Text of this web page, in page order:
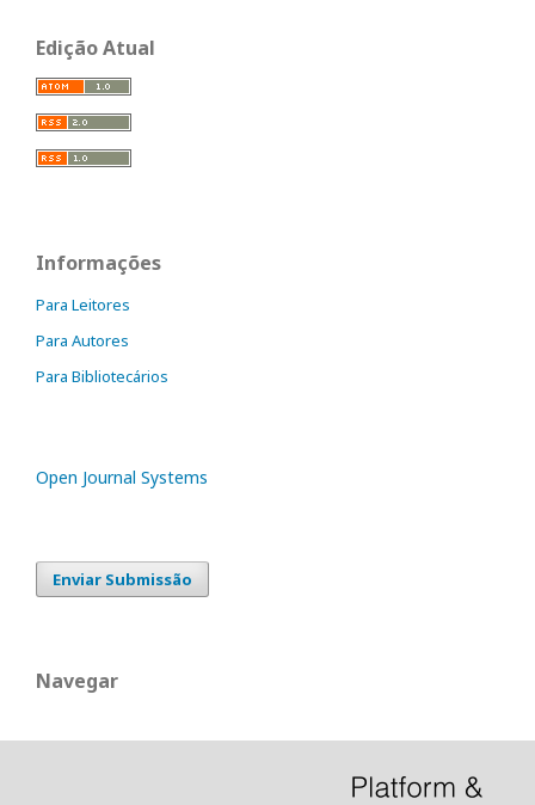
Edição Atual
Informações
Para Leitores
Para Autores
Para Bibliotecários
Open Journal Systems
Enviar Submissão
Navegar